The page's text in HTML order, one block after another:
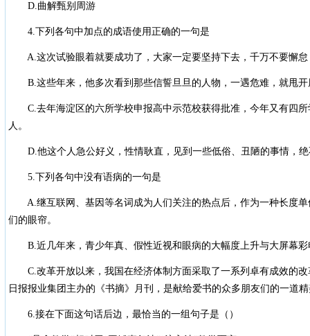
D.曲解甄别周游
4.下列各句中加点的成语使用正确的一句是
A.这次试验眼着就要成功了，大家一定要坚持下去，千万不要懈怠
B.这些年来，他多次看到那些信誓旦旦的人物，一遇危难，就甩开
C.去年海淀区的六所学校申报高中示范校获得批准，今年又有四所
人。
D.他这个人急公好义，性情耿直，见到一些低俗、丑陋的事情，绝
5.下列各句中没有语病的一句是
A.继互联网、基因等名词成为人们关注的热点后，作为一种长度单
们的眼帘。
B.近几年来，青少年真、假性近视和眼病的大幅度上升与大屏幕彩
C.改革开放以来，我国在经济体制方面采取了一系列卓有成效的改
日报报业集团主办的《书摘》月刊，是献给爱书的众多朋友们的一道
6.接在下面这句话后边，最恰当的一组句子是（）